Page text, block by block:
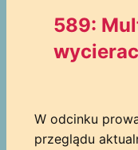
589:
W odcinku
przeglądu